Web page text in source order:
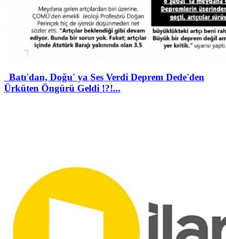
Batı'dan, Doğu' ya Ses Verdi Deprem Dede'den
Ürküten Öngürü Geldi !?!...